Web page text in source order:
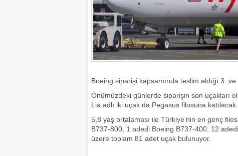
Boeing siparişi kapsamında teslim aldığı 3.
Önümüzdeki günlerde siparişin son uçakları
Lia adlı iki uçak da Pegasus filosuna katılacak.
5,8 yaş ortalaması ile Türkiye’nin en genç
B737-800, 1 adedi Boeing B737-400, 12
üzere toplam 81 adet uçak bulunuyor.